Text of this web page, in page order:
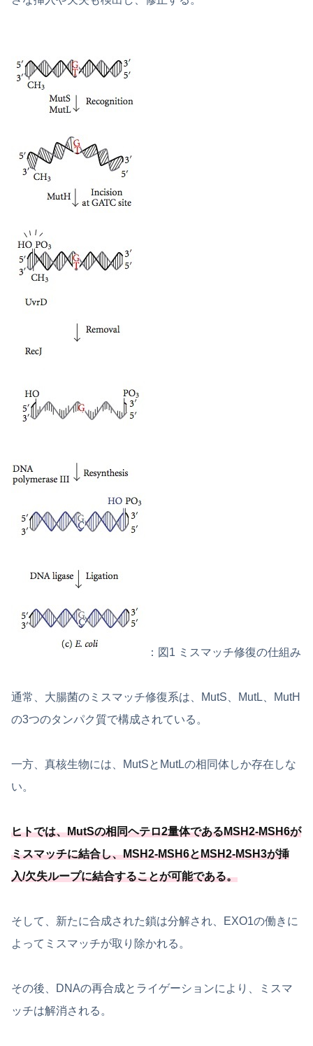
：図1 ミスマッチ修復の仕組み
通常、大腸菌のミスマッチ修復系は、MutS、MutL、MutH
の3つのタンパク質で構成されている。
一方、真核生物には、MutSとMutLの相同体しか存在しな
い。
ヒトでは、MutSの相同ヘテロ2量体であるMSH2-MSH6が
ミスマッチに結合し、MSH2-MSH6とMSH2-MSH3が挿
入/欠失ループに結合することが可能である。
そして、新たに合成された鎖は分解され、EXO1の働きに
よってミスマッチが取り除かれる。
その後、DNAの再合成とライゲーションにより、ミスマ
ッチは解消される。